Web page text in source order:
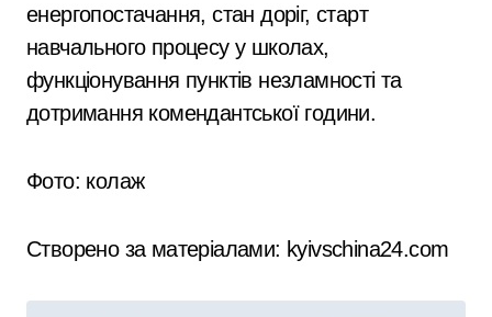
енергопостачання, стан доріг, старт
навчального процесу у школах,
функціонування пунктів незламності та
дотримання комендантської години.
Фото: колаж
Створено за матеріалами: kyivschina24.com